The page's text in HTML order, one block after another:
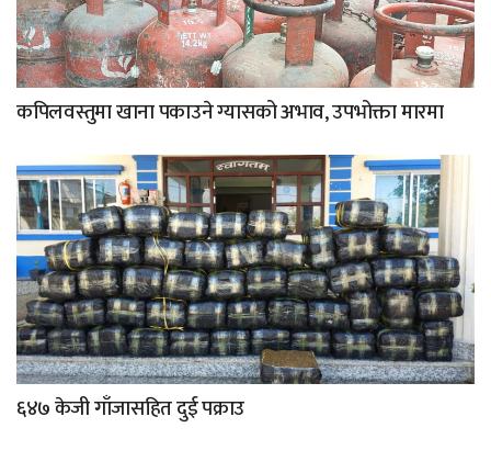
कपिलवस्तुमा खाना पकाउने ग्यासको अभाव, उपभोक्ता मारमा
६४७ केजी गाँजासहित दुई पक्राउ